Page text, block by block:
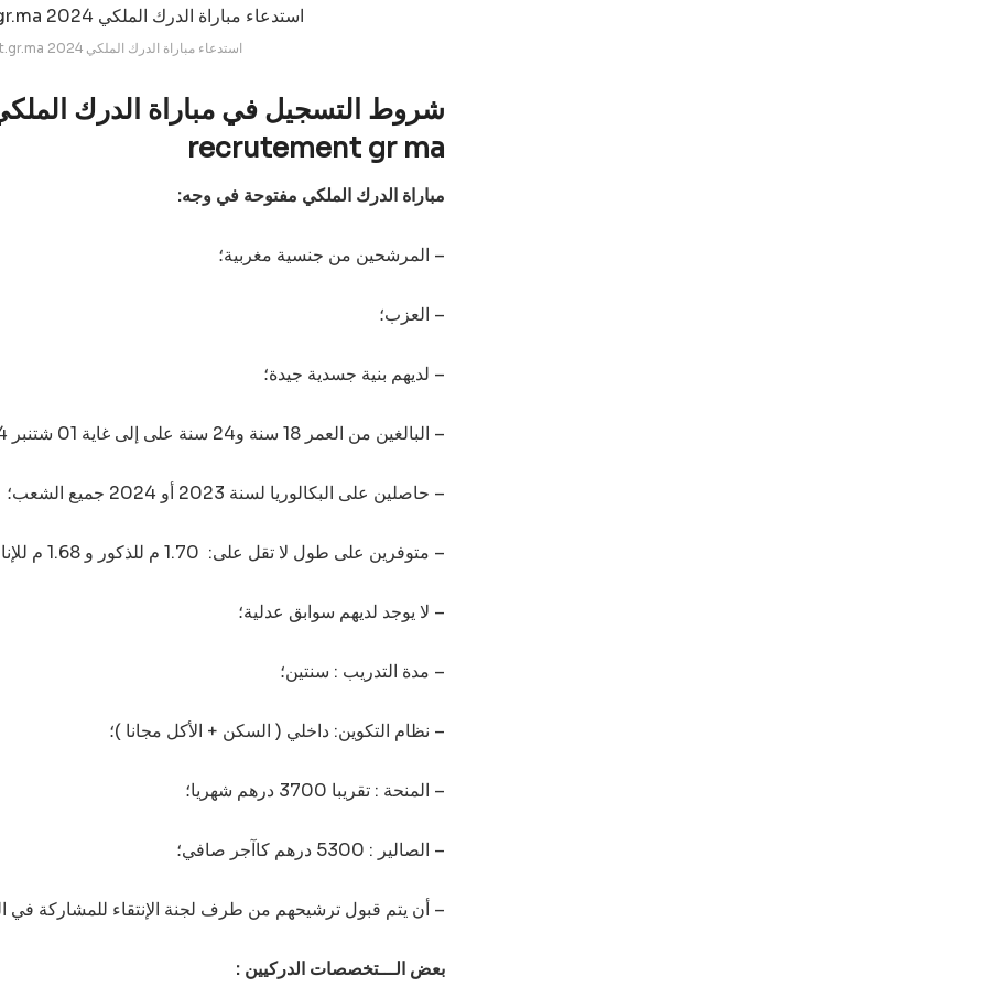
recrutement.gr.ma 2024 استدعاء مباراة الدرك الملكي
شروط التسجيل في مباراة الدرك الملكي
recrutement gr ma
مباراة الدرك الملكي مفتوحة في وجه:
– المرشحين من جنسية مغربية؛
– العزب؛
– لديهم بنية جسدية جيدة؛
– البالغين من العمر 18 سنة و24 سنة على إلى غاية 01 شتنبر 2024؛
– حاصلين على البكالوريا لسنة 2023 أو 2024 جميع الشعب؛
– متوفرين على طول لا تقل على: 1.70 م للذكور و 1.68 م للإناث؛
– لا يوجد لديهم سوابق عدلية؛
– مدة التدريب : سنتين؛
– نظام التكوين: داخلي ( السكن + الأكل مجانا )؛
– المنحة : تقريبا 3700 درهم شهريا؛
– الصالير : 5300 درهم كاآجر صافي؛
– أن يتم قبول ترشيحهم من طرف لجنة الإنتقاء للمشاركة في
بعض الـــتخصصات الدركيين :